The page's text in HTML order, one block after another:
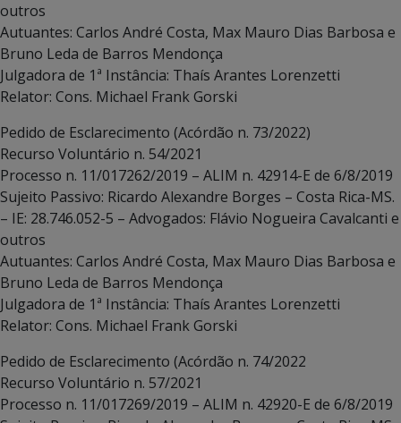
outros
Autuantes: Carlos André Costa, Max Mauro Dias Barbosa e
Bruno Leda de Barros Mendonça
Julgadora de 1ª Instância: Thaís Arantes Lorenzetti
Relator: Cons. Michael Frank Gorski
Pedido de Esclarecimento (Acórdão n. 73/2022)
Recurso Voluntário n. 54/2021
Processo n. 11/017262/2019 – ALIM n. 42914-E de 6/8/2019
Sujeito Passivo: Ricardo Alexandre Borges – Costa Rica-MS.
– IE: 28.746.052-5 – Advogados: Flávio Nogueira Cavalcanti e
outros
Autuantes: Carlos André Costa, Max Mauro Dias Barbosa e
Bruno Leda de Barros Mendonça
Julgadora de 1ª Instância: Thaís Arantes Lorenzetti
Relator: Cons. Michael Frank Gorski
Pedido de Esclarecimento (Acórdão n. 74/2022
Recurso Voluntário n. 57/2021
Processo n. 11/017269/2019 – ALIM n. 42920-E de 6/8/2019